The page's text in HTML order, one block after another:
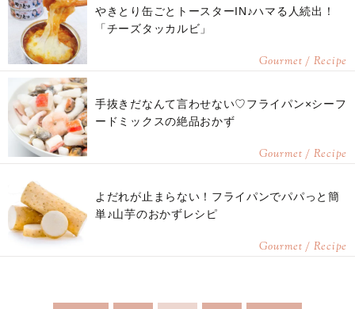
やきとり缶ごとトースターIN♪ハマる人続出！
「チーズタッカルビ」
Gourmet / Recipe
手抜きだなんて言わせない♡フライパン×シーフ
ードミックスの絶品おかず
Gourmet / Recipe
よだれが止まらない！フライパンでパパっと簡
単♪山芋のおかずレシピ
Gourmet / Recipe